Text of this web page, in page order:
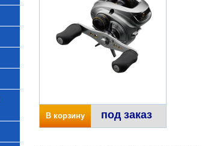
В корзину под заказ